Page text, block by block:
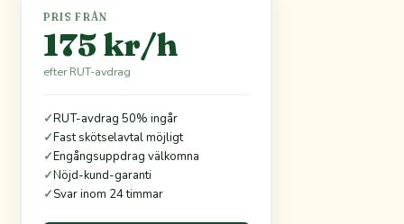
PRIS FRÅN
175 kr/h
efter RUT-avdrag
✓RUT-avdrag 50% ingår
✓Fast skötselavtal möjligt
✓Engångsuppdrag välkomna
✓Nöjd-kund-garanti
✓Svar inom 24 timmar